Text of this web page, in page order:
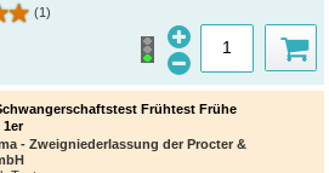
(1)
Frühtest Frühe
1er
- Zweigniederlassung der Procter &